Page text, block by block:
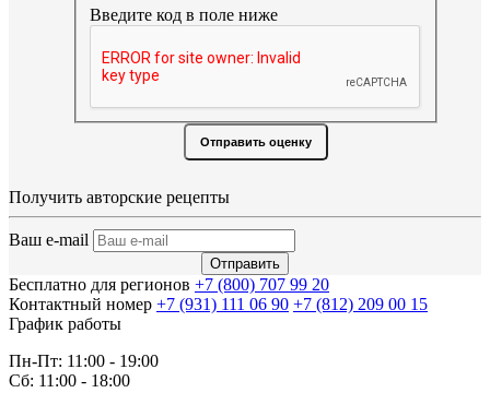
Введите код в поле ниже
Отправить оценку
Получить авторские рецепты
Ваш e-mail
Отправить
Бесплатно для регионов +7 (800) 707 99 20
Контактный номер +7 (931) 111 06 90 +7 (812) 209 00 15
График работы
Пн-Пт: 11:00 - 19:00
Сб: 11:00 - 18:00